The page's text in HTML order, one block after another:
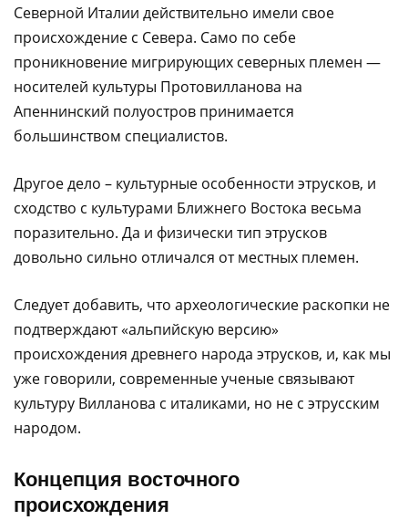
Северной Италии действительно имели свое
происхождение с Севера. Само по себе
проникновение мигрирующих северных племен —
носителей культуры Протовилланова на
Апеннинский полуостров принимается
большинством специалистов.
Другое дело – культурные особенности этрусков, и
сходство с культурами Ближнего Востока весьма
поразительно. Да и физически тип этрусков
довольно сильно отличался от местных племен.
Следует добавить, что археологические раскопки не
подтверждают «альпийскую версию»
происхождения древнего народа этрусков, и, как мы
уже говорили, современные ученые связывают
культуру Вилланова с италиками, но не с этрусским
народом.
Концепция восточного
происхождения